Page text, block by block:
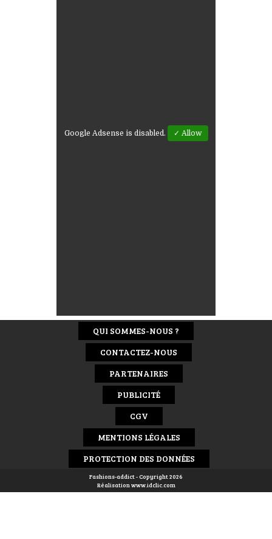
Google Adsense is disabled. ✓ Allow
QUI SOMMES-NOUS ?
CONTACTEZ-NOUS
PARTENAIRES
PUBLICITÉ
CGV
MENTIONS LÉGALES
PROTECTION DES DONNÉES
Fashions-addict - Copyright 2026
Réalisationwww.idclic.com